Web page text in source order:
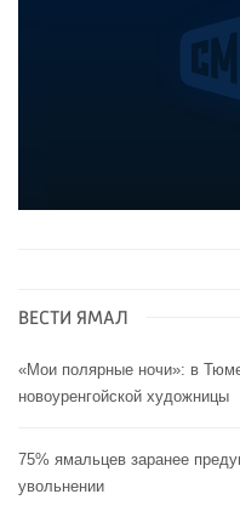
ВЕСТИ ЯМАЛ
«Мои полярные ночи»: в
новоуренгойской художницы
75% ямальцев заранее
увольнении